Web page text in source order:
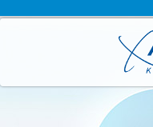
PAR MUMS